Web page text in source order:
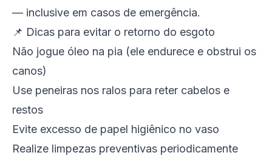
— inclusive em casos de emergência.
📌 Dicas para evitar o retorno do esgoto
Não jogue óleo na pia (ele endurece e obstrui os
canos)
Use peneiras nos ralos para reter cabelos e
restos
Evite excesso de papel higiênico no vaso
Realize limpezas preventivas periodicamente